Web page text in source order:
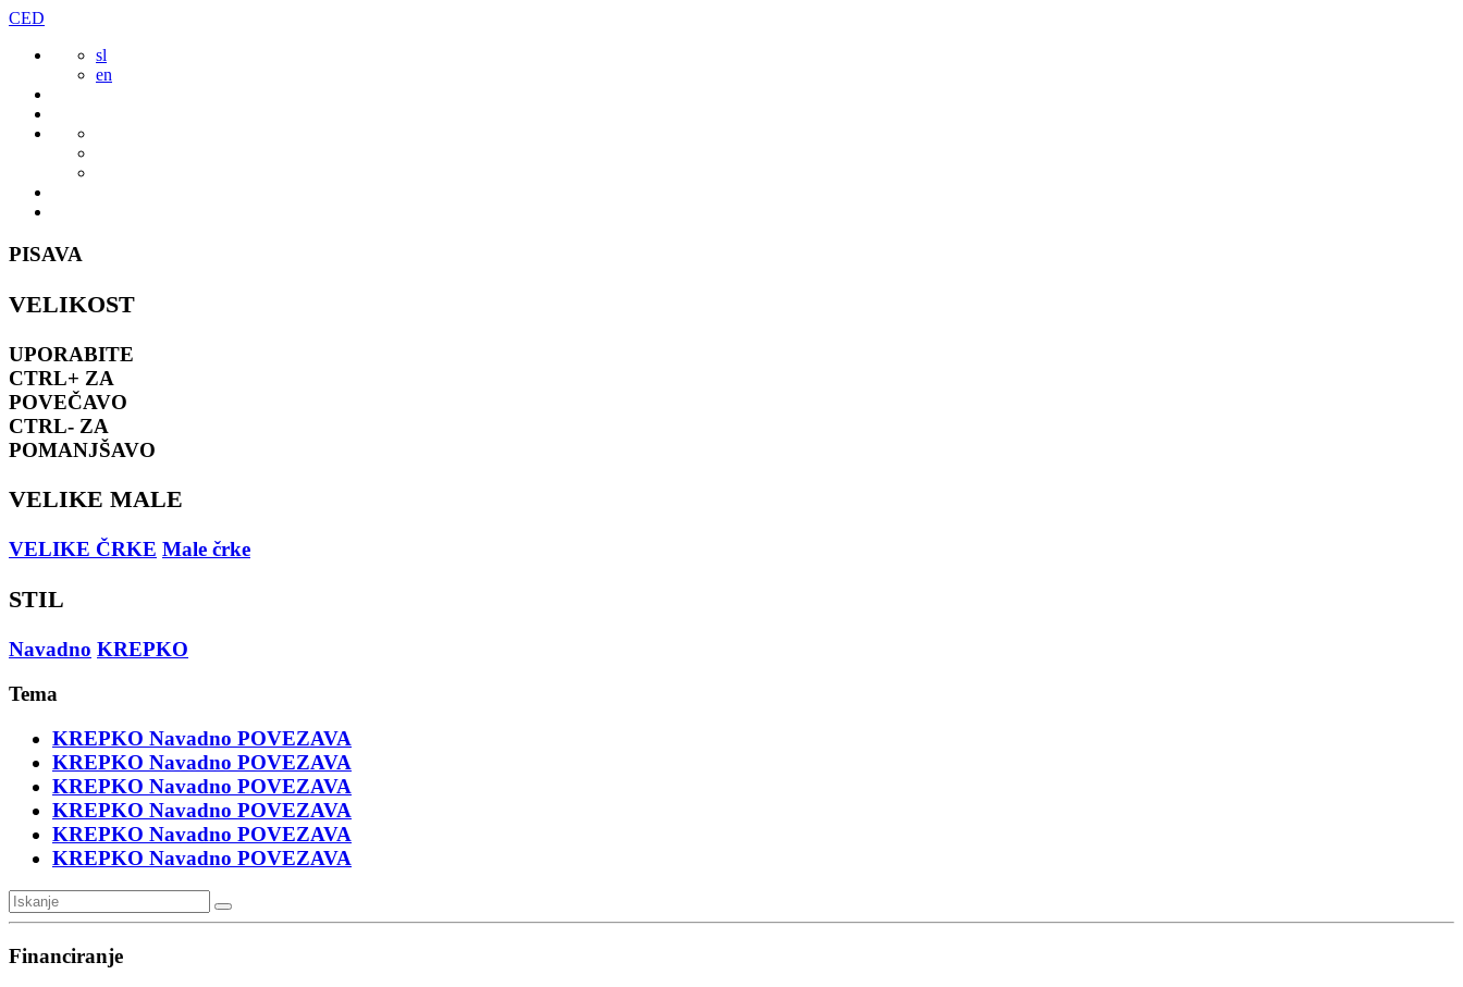
Preskoči
vsebine
CED
sl
en
PISAVA
VELIKOST
UPORABITE
CTRL+ ZA
POVEČAVO
CTRL- ZA
POMANJŠAVO
VELIKE MALE
VELIKE ČRKE Male črke
STIL
Navadno KREPKO
Tema
KREPKO Navadno POVEZAVA
KREPKO Navadno POVEZAVA
KREPKO Navadno POVEZAVA
KREPKO Navadno POVEZAVA
KREPKO Navadno POVEZAVA
KREPKO Navadno POVEZAVA
Financiranje